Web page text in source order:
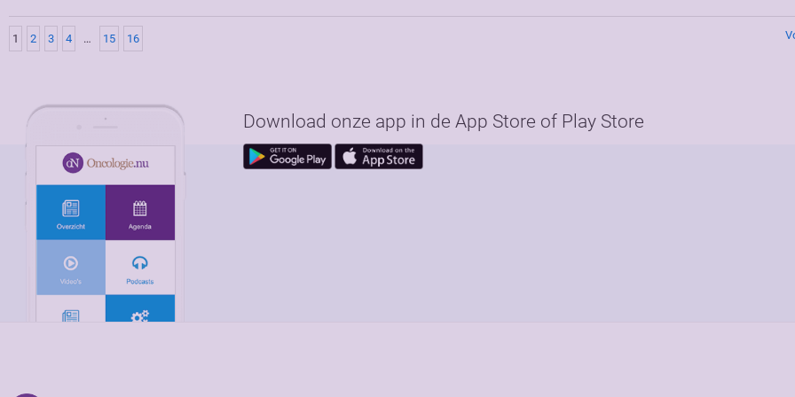
1 2 3 4 … 15 16
Download onze app in de App Store of Play Store